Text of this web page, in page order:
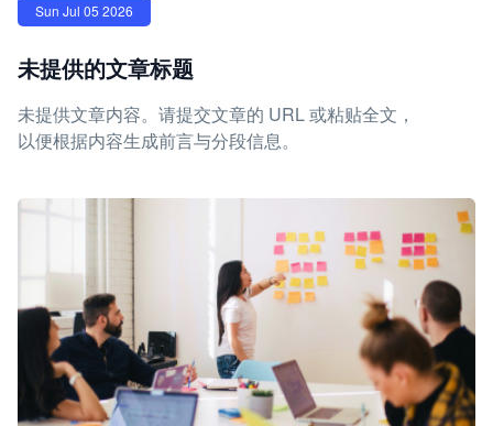
Sun Jul 05 2026
未提供的文章标题
未提供文章内容。请提交文章的 URL 或粘贴全文，
以便根据内容生成前言与分段信息。